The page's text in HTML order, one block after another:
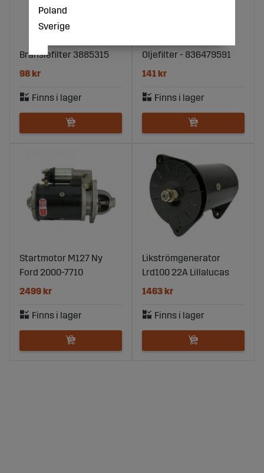
Bränslefilter 3885315
98 kr
Oljefilter - 836479591
141 kr
Startmotor M127 Ny
Ford 2000-7710
2499 kr
Likströmgenerator
Lrd100 22A Lillalucas
1463 kr
Poland
Sverige